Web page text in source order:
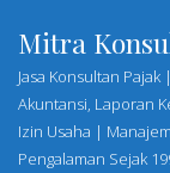
content
Mitra
Jasa Konsultan
Akuntansi, Laporan
Izin Usaha |
Pengalaman Sejak